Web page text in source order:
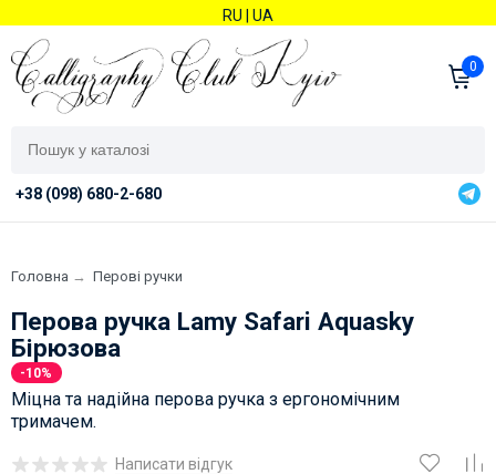
RU UA
0
+38 (098) 680-2-680
Головна → Перові ручки
Перова ручка Lamy Safari Aquasky
Бірюзова
-10%
Міцна та надійна перова ручка з ергономічним
тримачем.
Написати відгук